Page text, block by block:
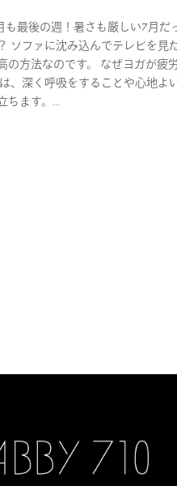
最後の週！暑さも厳しい7月
ソファに沈み込んでテレビを
の方法なのです。 なぜヨガが疲
、深く呼吸をすることや心地
ちます。...